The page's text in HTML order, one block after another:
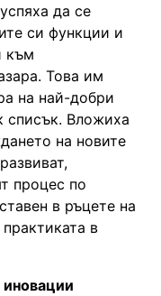
да се
си функции и
към
Това им
на най-добри
списък. Вложиха
на новите
процес по
в ръцете на
в